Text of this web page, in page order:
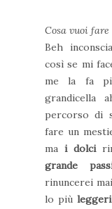
Cosa vuoi
Beh
così se mi
me la fa
grandicella
percorso di
fare un
ma i dolci
grande
rinuncerei
lo più